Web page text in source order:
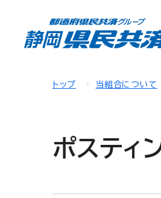
トップ 当組合について
ポスティ